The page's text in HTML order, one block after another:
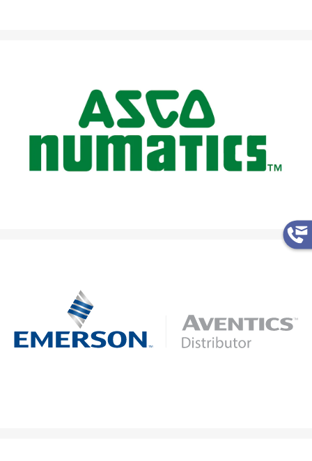
Technologieführer für Fluid-Control-Lösungen in der
industriellen Automation.
Intelligente Pneumatik-Lösungen für die nächste
Generation der industriellen Automatisierung.